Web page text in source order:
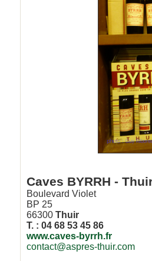
Caves BYRRH -
Boulevard Violet
BP 25
66300 Thuir
T. : 04 68 53 45 86
www.caves-byrrh.fr
contact@aspres-thuir.com